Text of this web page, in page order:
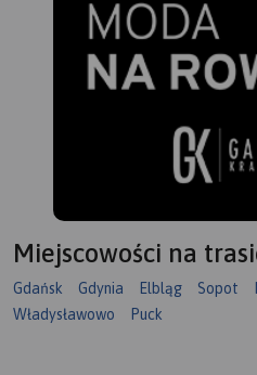
Miejscowości na
Gdańsk Gdynia Elbląg Sopot
Władysławowo
Puck